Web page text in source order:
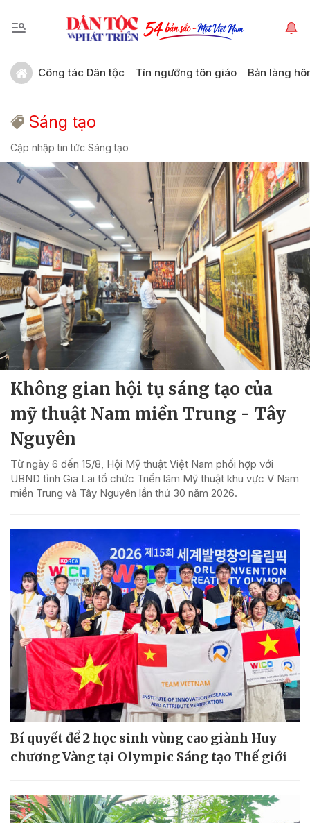
Công tác Dân tộc Tín ngưỡng tôn giáo Bản làng
Sáng tạo
Cập nhập tin tức Sáng tạo
Không gian hội tụ sáng tạo của
mỹ thuật Nam miền Trung - Tây
Nguyên
Từ ngày 6 đến 15/8, Hội Mỹ thuật Việt Nam phối hợp với
UBND tỉnh Gia Lai tổ chức Triển lãm Mỹ thuật khu vực V Nam
miền Trung và Tây Nguyên lần thứ 30 năm 2026.
Bí quyết để 2 học sinh vùng cao giành Huy
chương Vàng tại Olympic Sáng tạo Thế giới